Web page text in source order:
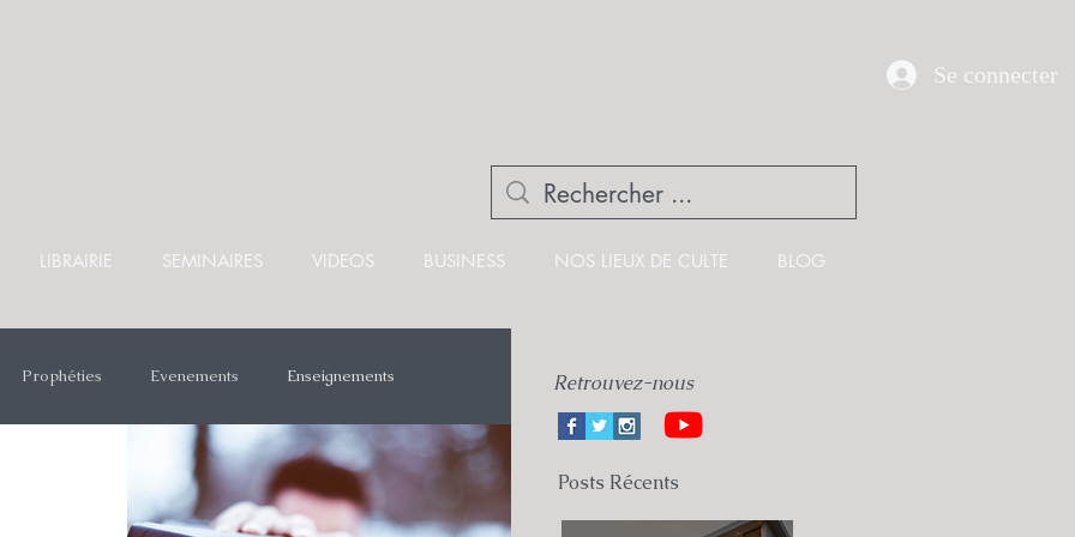
Se connecter
LIBRAIRIE SEMINAIRES VIDEOS BUSINESS NOS LIEUX DE CULTE BLOG
Prophéties Evenements Enseignements Retrouvez-nous
Posts Récents